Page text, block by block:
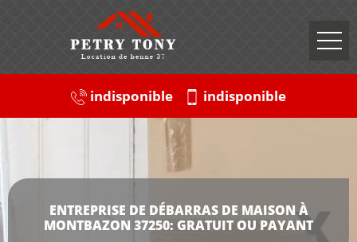
indisponible indisponible
ENTREPRISE DE DÉBARRAS DE MAISON À
MONTBAZON 37250: GRATUIT OU PAYANT